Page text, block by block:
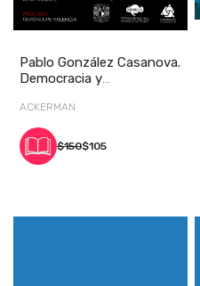
Pablo González Casanova.
Democracia y
ACKERMAN
$150$105